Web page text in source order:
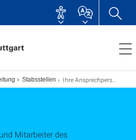
Stabsstellen Ihre Ansprechpersonen im Rektoratsbüro
Mitarbeiter des